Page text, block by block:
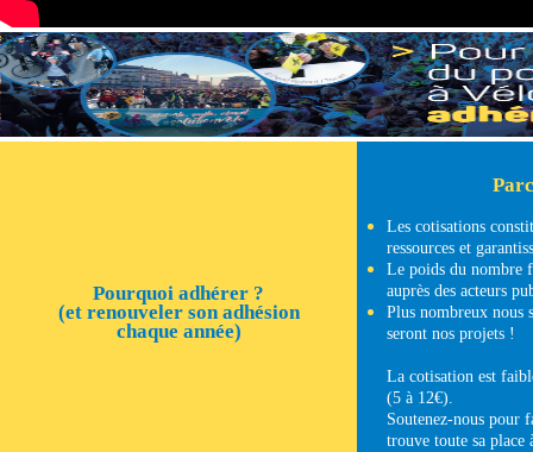
Pourquoi adhérer ?
(et renouveler son adhésion
chaque année)
Les cotisations
ressources et
Le poids du nombre
auprès des acteurs
Plus nombreux nous
seront nos projets !
La cotisation est
(5 à 12€).
Soutenez-nous pour
trouve toute sa